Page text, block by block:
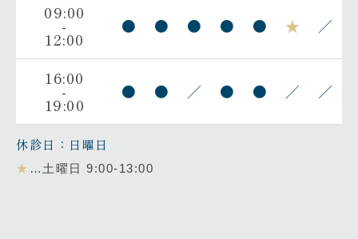
09:00
-
12:00
● ● ● ● ● ★ ／
16:00
-
19:00
● ● ／ ● ● ／ ／
休診日：日曜日
★ …土曜日 9:00-13:00